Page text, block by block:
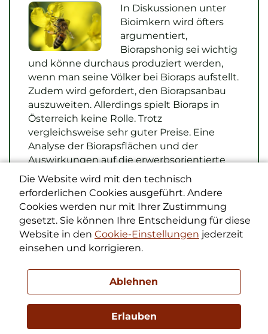
In Diskussionen unter
Bioimkern wird öfters
argumentiert,
Biorapshonig sei wichtig
und könne durchaus produziert werden,
wenn man seine Völker bei Bioraps aufstellt.
Zudem wird gefordert, den Biorapsanbau
auszuweiten. Allerdings spielt Bioraps in
Österreich keine Rolle. Trotz
vergleichsweise sehr guter Preise. Eine
Analyse der Biorapsflächen und der
Auswirkungen auf die erwerbsorientierte
Bioimkerei.
Bioimkerei mit Bioraps? (PDF 0.32 MB)
Herausgeber: Peter Frühwirth
Für die Imkerei ist Raps
eine äußerst attraktive
Tracht. In Oberösterreich
hat er eine
Die Website wird mit den technisch
erforderlichen Cookies ausgeführt. Andere
Cookies werden nur mit Ihrer Zustimmung
gesetzt. Sie können Ihre Entscheidung für diese
Website in den Cookie-Einstellungen jederzeit
einsehen und korrigieren.
Ablehnen
Erlauben